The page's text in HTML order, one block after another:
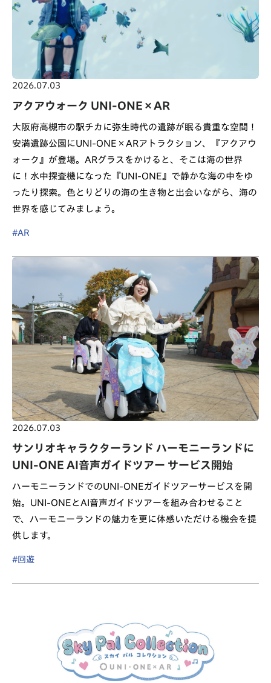
2026.07.03
アクアウォーク UNI-ONE×AR
大阪府高槻市の駅チカに弥生時代の遺跡が眠る貴重な空間！
安満遺跡公園にUNI-ONE×ARアトラクション、『アクアウ
ォーク』が登場。ARグラスをかけると、そこは海の世界
に！水中探査機になった『UNI-ONE』で静かな海の中をゆ
ったり探索。色とりどりの海の生き物と出会いながら、海の
世界を感じてみましょう。
#AR
2026.07.03
サンリオキャラクターランド ハーモニーランドに
UNI-ONE AI音声ガイドツアー サービス開始
ハーモニーランドでのUNI-ONEガイドツアーサービスを開
始。UNI-ONEとAI音声ガイドツアーを組み合わせること
で、ハーモニーランドの魅力を更に体感いただける機会を提
供します。
#回遊